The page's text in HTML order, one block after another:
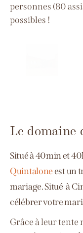
personnes (80
possibles !
Le domaine
Situé à 40min et
Quintaloneest un
mariage. Situé à
célébrer votre
Grâce à leur tente